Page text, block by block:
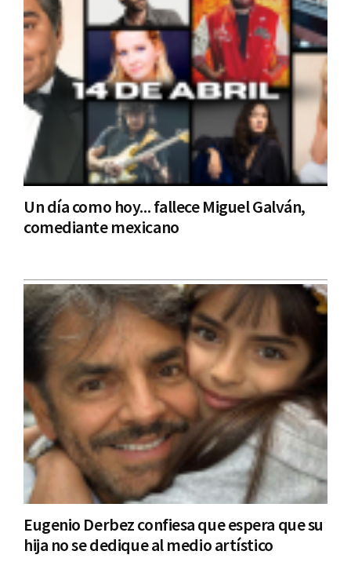
Un día como hoy... fallece Miguel Galván,
comediante mexicano
Eugenio Derbez confiesa que espera que su
hija no se dedique al medio artístico